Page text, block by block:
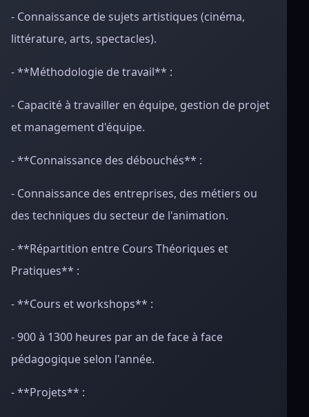
- Connaissance de sujets artistiques (cinéma,
littérature, arts, spectacles).
- **Méthodologie de travail** :
- Capacité à travailler en équipe, gestion de projet
et management d'équipe.
- **Connaissance des débouchés** :
- Connaissance des entreprises, des métiers ou
des techniques du secteur de l'animation.
- **Répartition entre Cours Théoriques et
Pratiques** :
- **Cours et workshops** :
- 900 à 1300 heures par an de face à face
pédagogique selon l'année.
- **Projets** :